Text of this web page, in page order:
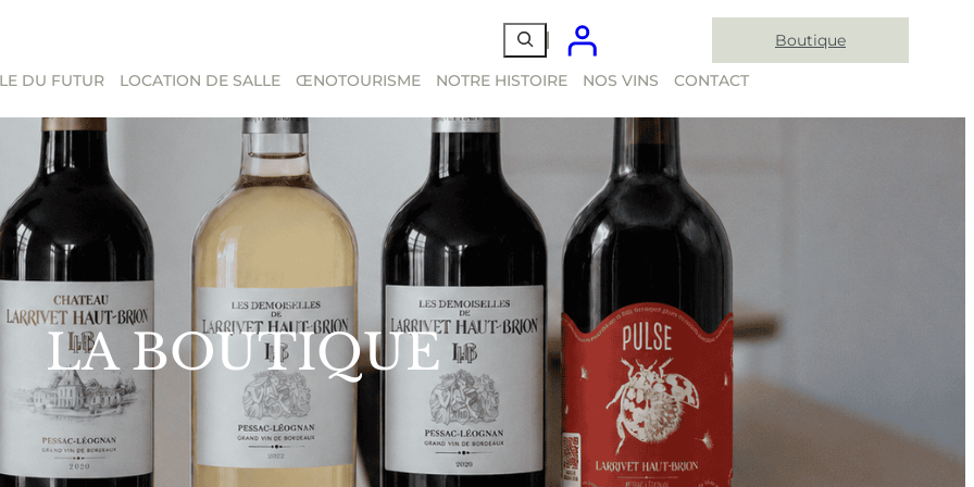
Boutique
DU FUTUR LOCATION DE SALLE ŒNOTOURISME NOTRE HISTOIRE NOS VINS CONTACT
LA BOUTIQUE